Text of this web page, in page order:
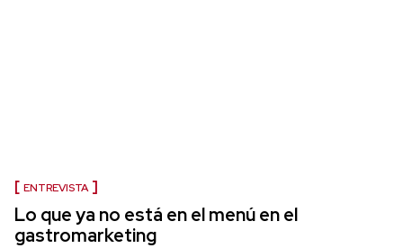
ENTREVISTA
Lo que ya no está en el menú en el
gastromarketing